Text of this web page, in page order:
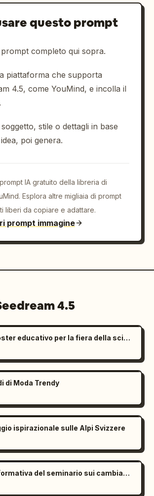
questo prompt
completo qui sopra.
piattaforma che supporta
4.5, come YouMind, e incolla il
stile o dettagli in base
poi genera.
IA gratuito della libreria di
Esplora altre migliaia di prompt
liberi da copiare e adattare.
prompt immagine
4.5
Divertente poster educativo per la fiera della scienza dei bambini
di Moda Trendy
ispirazionale sulle Alpi Svizzere
Locandina informativa del seminario sui cambiamenti climatici